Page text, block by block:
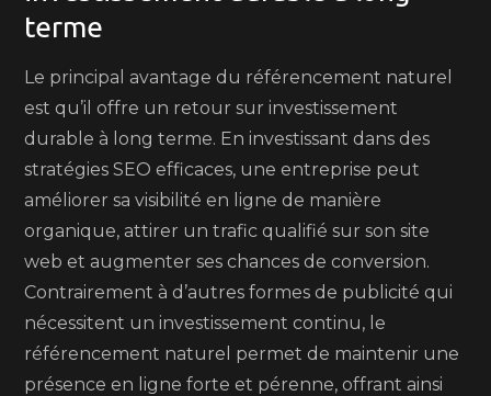
terme
Le principal avantage du référencement naturel
est qu’il offre un retour sur investissement
durable à long terme. En investissant dans des
stratégies SEO efficaces, une entreprise peut
améliorer sa visibilité en ligne de manière
organique, attirer un trafic qualifié sur son site
web et augmenter ses chances de conversion.
Contrairement à d’autres formes de publicité qui
nécessitent un investissement continu, le
référencement naturel permet de maintenir une
présence en ligne forte et pérenne, offrant ainsi